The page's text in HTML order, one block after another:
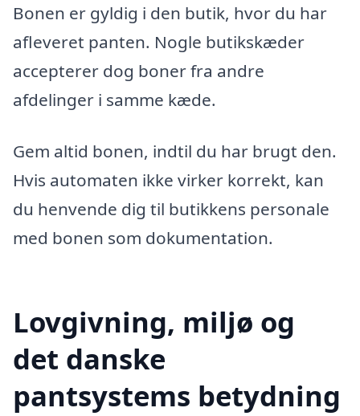
Bonen er gyldig i den butik, hvor du har
afleveret panten. Nogle butikskæder
accepterer dog boner fra andre
afdelinger i samme kæde.
Gem altid bonen, indtil du har brugt den.
Hvis automaten ikke virker korrekt, kan
du henvende dig til butikkens personale
med bonen som dokumentation.
Lovgivning, miljø og
det danske
pantsystems betydning